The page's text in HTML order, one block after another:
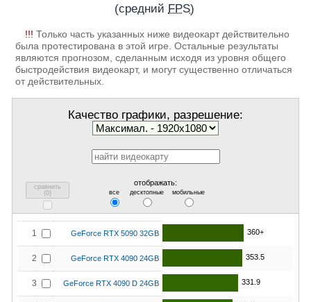
(средний FPS)
!!! Только часть указанных ниже видеокарт действительно
была протестирована в этой игре. Остальные результаты
являются прогнозом, сделанным исходя из уровня общего
быстродействия видеокарт, и могут существенно отличаться
от действительных.
Качество графики, разрешение:
сравнить
(0)
отображать:
все десктопные мобильные
1 GeForce RTX 5090 32GB 360+
2 GeForce RTX 4090 24GB 353.5
3 GeForce RTX 4090 D 24GB 331.9